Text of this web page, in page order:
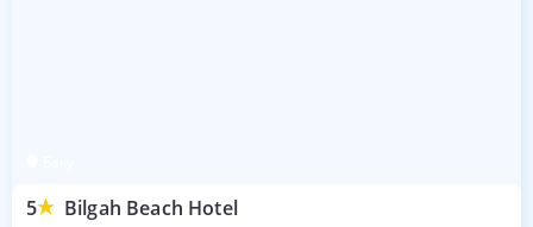
5 Bilgah Beach Hotel